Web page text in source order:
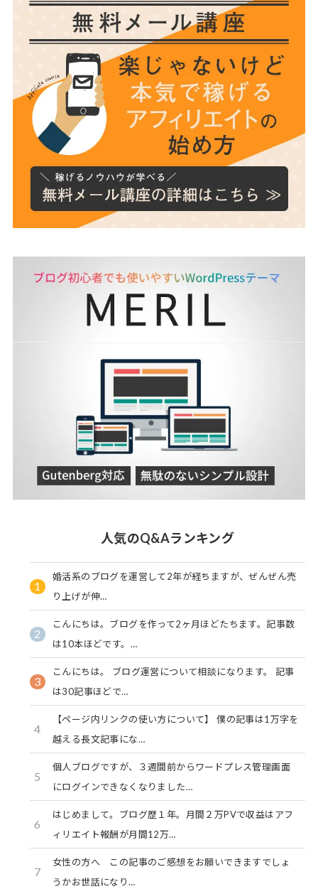
人気のQ&Aランキング
1
婚活系のブログを運営して2年が経ちますが、ぜんぜん売
り上げが伸…
2
こんにちは。ブログを作って2ヶ月ほどたちます。記事数
は10本ほどです。…
3
こんにちは。 ブログ運営について相談になります。 記事
は30記事ほどで…
4
【ページ内リンクの使い方について】 僕の記事は1万字を
越える長文記事にな…
5
個人ブログですが、３週間前からワードプレス管理画面
にログインできなくなりました…
6
はじめまして。ブログ歴１年。月間２万PVで収益はアフ
ィリエイト報酬が月間12万…
7
女性の方へ この記事のご感想をお願いできますでしょ
うかお世話になり…